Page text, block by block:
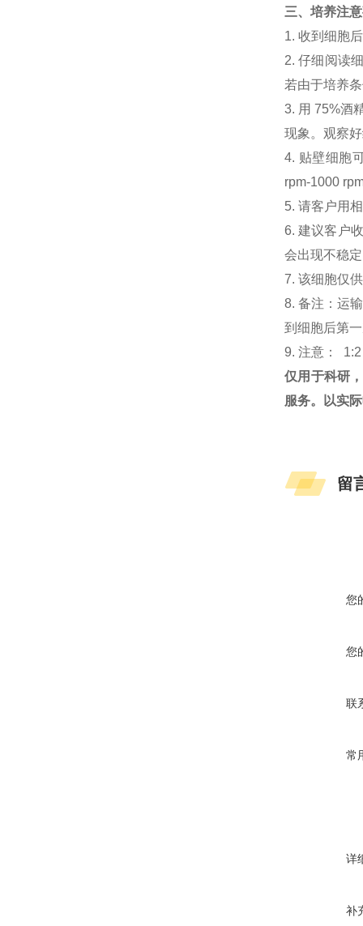
三、培养注
1. 收到细胞
2. 仔细阅读
若由于培养
3. 用 75%酒
现象。观察
4. 贴壁细胞
rpm-1000
5. 请客户用
6. 建议客户
会出现不稳
7. 该细胞仅
8. 备注：运
到细胞后第
9. 注意： 1:2
仅用于科研
服务。以实
留
您
您
联
常
详
补